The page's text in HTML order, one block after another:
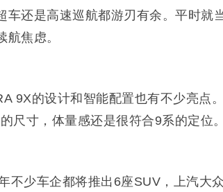
车还是高速巡航都游刃有余。平时就
航焦虑。
9X的设计和智能配置也有不少亮点
尺寸，体量感还是很符合9系的定位。
不少车企都将推出6座SUV，上汽大